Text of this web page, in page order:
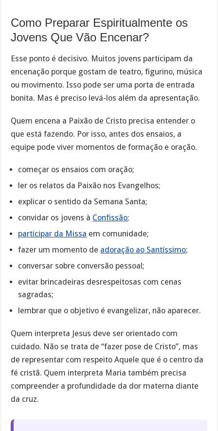
Como Preparar Espiritualmente os
Jovens Que Vão Encenar?
Esse ponto é decisivo. Muitos jovens participam da
encenação porque gostam de teatro, figurino, música
ou movimento. Isso pode ser uma porta de entrada
bonita. Mas é preciso levá-los além da apresentação.
Quem encena a Paixão de Cristo precisa entender o
que está fazendo. Por isso, antes dos ensaios, a
equipe pode viver momentos de formação e oração.
começar os ensaios com oração;
ler os relatos da Paixão nos Evangelhos;
explicar o sentido da Semana Santa;
convidar os jovens à Confissão;
participar da Missa em comunidade;
fazer um momento de adoração ao Santíssimo;
conversar sobre conversão pessoal;
evitar brincadeiras desrespeitosas com cenas
sagradas;
lembrar que o objetivo é evangelizar, não aparecer.
Quem interpreta Jesus deve ser orientado com
cuidado. Não se trata de “fazer pose de Cristo”, mas
de representar com respeito Aquele que é o centro da
fé cristã. Quem interpreta Maria também precisa
compreender a profundidade da dor materna diante
da cruz.